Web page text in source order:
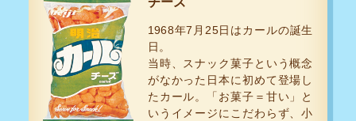
1968年7月25日はカールの誕生
日。
当時、スナック菓子という概念
がなかった日本に初めて登場し
たカール。「お菓子＝甘い」と
いうイメージにこだわらず、小